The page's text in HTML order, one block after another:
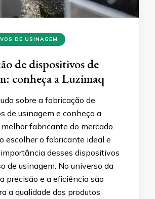
DE USINAGEM
de dispositivos de
conheça a Luzimaq
sobre a fabricação de
de usinagem e conheça a
melhor fabricante do mercado.
escolher o fabricante ideal e
desses dispositivos
de usinagem. No universo da
precisão e a eficiência são
a qualidade dos produtos